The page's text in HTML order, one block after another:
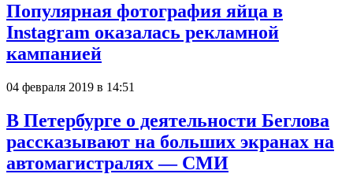
Популярная фотография яйца в
Instagram оказалась рекламной
кампанией
04 февраля 2019 в 14:51
В Петербурге о деятельности Беглова
рассказывают на больших экранах на
автомагистралях — СМИ